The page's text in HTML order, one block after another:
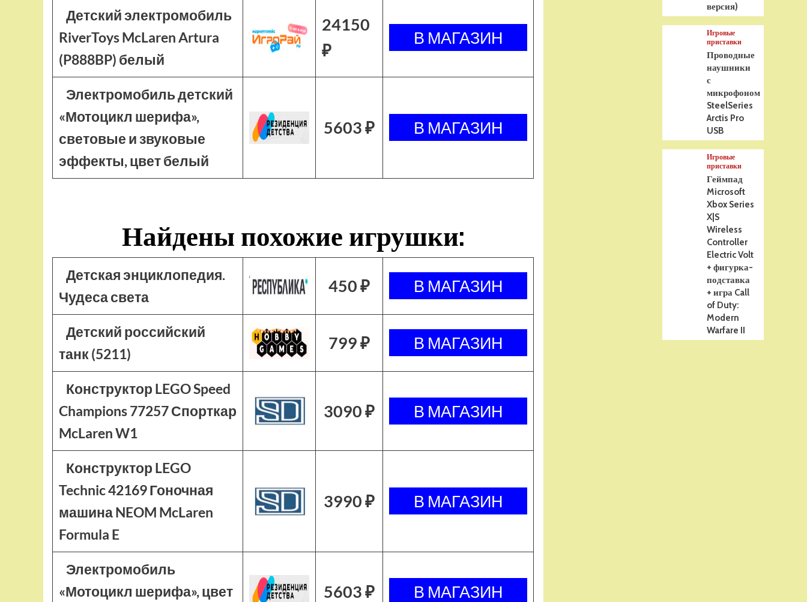
Детский электромобиль
RiverToys McLaren Artura
(P888BP) белый
24150
₽
Электромобиль детский
«Мотоцикл шерифа»,
световые и звуковые
эффекты, цвет белый
5603 ₽
Найдены похожие игрушки:
Детская энциклопедия.
Чудеса света
450 ₽
Детский российский
танк (5211)
799 ₽
Конструктор LEGO Speed
Champions 77257 Спорткар
McLaren W1
3090 ₽
Конструктор LEGO
Technic 42169 Гоночная
машина NEOM McLaren
Formula E
3990 ₽
Электромобиль
«Мотоцикл шерифа», цвет
5603 ₽
версия)
Игровые
приставки
Проводные
наушники
с
микрофоном
SteelSeries
Arctis Pro
USB
Игровые
приставки
Геймпад
Microsoft
Xbox Series
X|S
Wireless
Controller
Electric Volt
+ фигурка-
подставка
+ игра Call
of Duty:
Modern
Warfare II